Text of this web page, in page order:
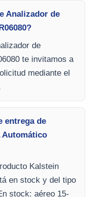
Analizador de
de
te invitamos a
mediante el
entrega de
Automático
Kalstein
en stock y del tipo
stock: aéreo 15-